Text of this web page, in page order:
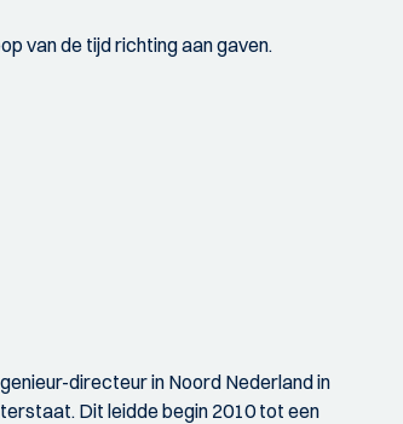
van de tijd richting aan gaven.
directeur in Noord Nederland in
Dit leidde begin 2010 tot een